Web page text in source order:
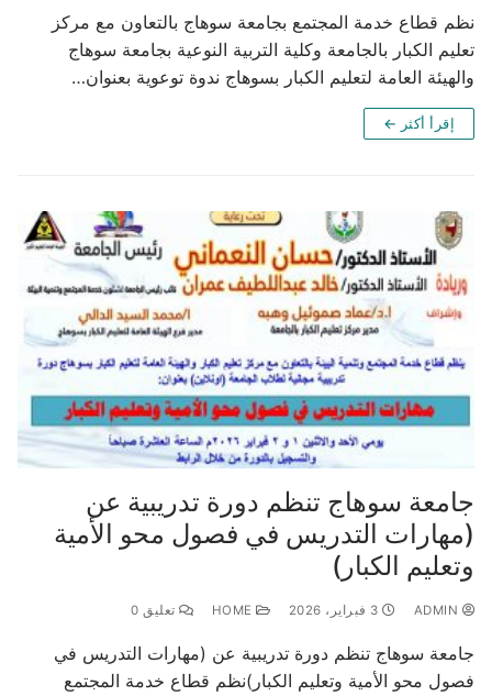
نظم قطاع خدمة المجتمع بجامعة سوهاج بالتعاون مع مركز
تعليم الكبار بالجامعة وكلية التربية النوعية بجامعة سوهاج
والهيئة العامة لتعليم الكبار بسوهاج ندوة توعوية بعنوان…
إقرأ أكثر ←
جامعة سوهاج تنظم دورة تدريبية عن
(مهارات التدريس في فصول محو الأمية
وتعليم الكبار)
3 فبراير، 2026 تعليق 0
جامعة سوهاج تنظم دورة تدريبية عن (مهارات التدريس في
فصول محو الأمية وتعليم الكبار)نظم قطاع خدمة المجتمع